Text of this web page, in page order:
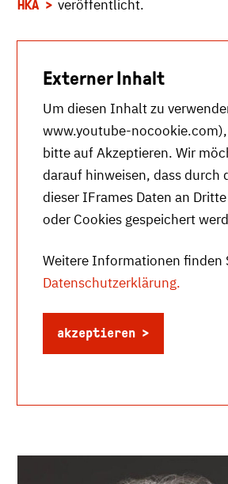
HKA veröffentlicht.
Externer Inhalt
Um diesen Inhalt zu
www.youtube-nocookie.com
bitte auf Akzeptieren. Wir
darauf hinweisen, dass durch
dieser IFrames Daten an
oder Cookies gespeichert
Weitere Informationen finden
Datenschutzerklärung.
akzeptieren